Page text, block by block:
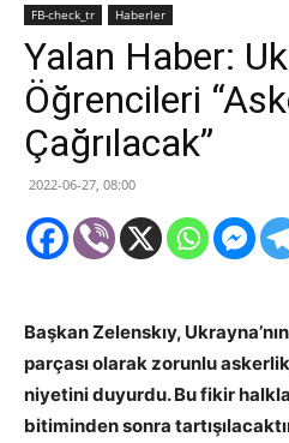
FB-check_tr Haberler
Yalan Haber:
Öğrencileri
Çağrılacak”
2022-06-27, 08:00
Başkan Zelenskıy,
parçası olarak zorunlu
niyetini duyurdu. Bu fikir
bitiminden sonra